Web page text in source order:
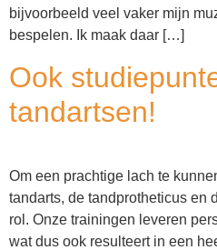
bijvoorbeeld veel vaker mijn
bespelen. Ik maak daar […]
Ook
tandartsen!
Om een prachtige lach te
tandarts, de tandprotheticus en
rol. Onze trainingen leveren
wat dus ook resulteert in een